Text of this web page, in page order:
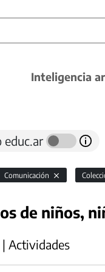
Inteligencia
educ.ar
Comunicación
de niños,
| Actividades